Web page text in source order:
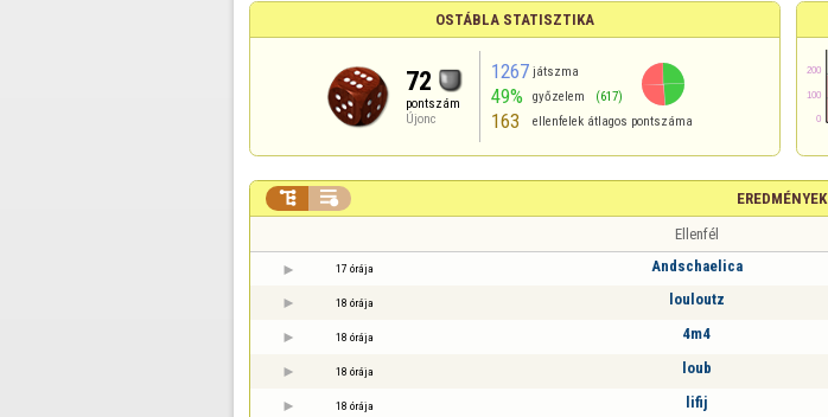
OSTÁBLA STATISZTIKA
72
pontszám
Újonc
1267 játszma
49% győzelem (617)
163 ellenfelek átlagos pontszáma
EREDMÉNYEK
 
Ellenfél
17 órája Andschaelica
18 órája louloutz
18 órája 4m4
18 órája loub
18 órája lifij